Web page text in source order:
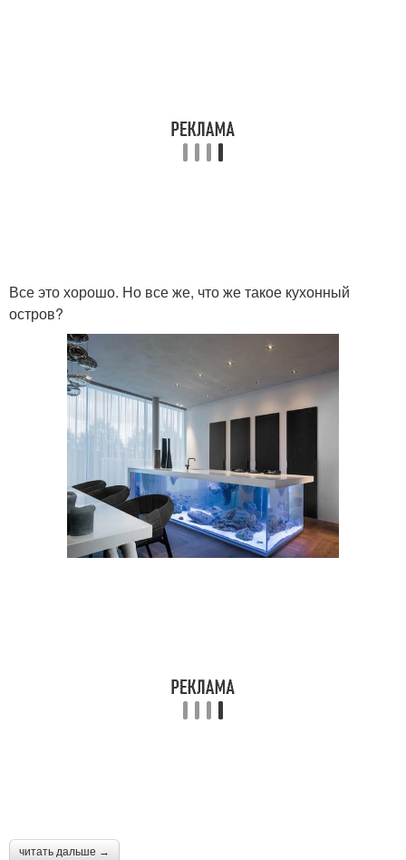
Все это хорошо. Но все же, что же такое кухонный
остров?
читать дальше →